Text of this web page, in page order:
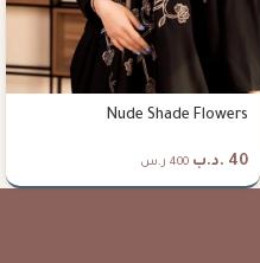
Nude Shade Flowers
40 .د.ب 400 ر.س